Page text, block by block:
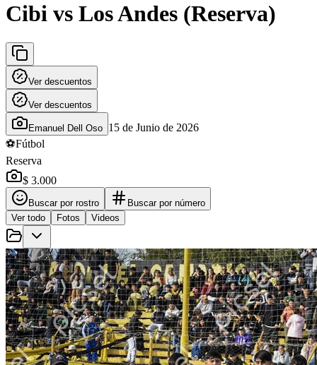
Cibi vs Los Andes (Reserva)
Ver descuentos
Ver descuentos
Emanuel Dell Oso 15 de Junio de 2026
⚽Fútbol
Reserva
$ 3.000
Buscar por rostro
Buscar por número
Ver todo
Fotos Videos